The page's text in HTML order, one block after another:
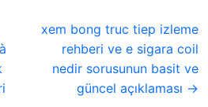
xem bong truc tiep izleme
rehberi ve e sigara coil
nedir sorusunun basit ve
güncel açıklaması →